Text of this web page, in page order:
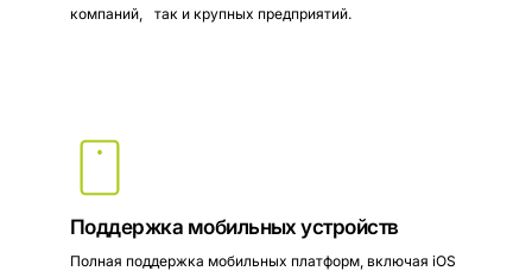
компаний, так и крупных предприятий.
Поддержка мобильных устройств
Полная поддержка мобильных платформ, включая iOS